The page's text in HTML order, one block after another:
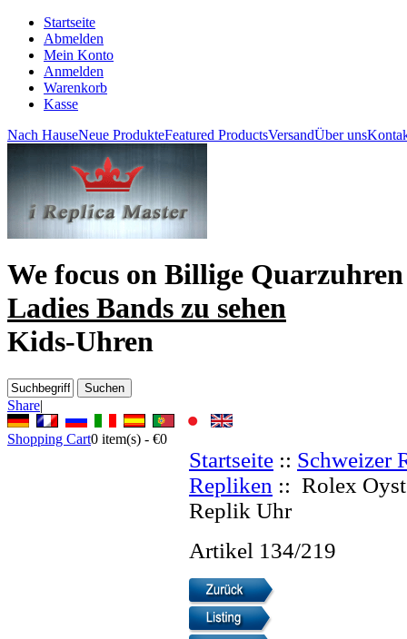
Startseite
Abmelden
Mein Konto
Anmelden
Warenkorb
Kasse
Nach HauseNeue ProdukteFeatured ProductsVersandÜber uns
We focus on Billige Quarzuhren
Ladies Bands zu sehen
Kids-Uhren
Share|
Shopping Cart0 item(s) - €0
Startseite :: Schweizer
Repliken :: Rolex
Replik Uhr
Artikel 134/219